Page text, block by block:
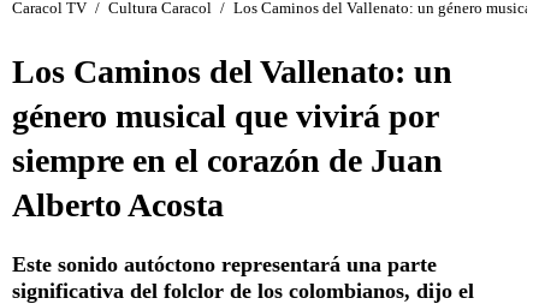
Caracol TV / Cultura Caracol / Los Caminos del Vallenato: un género
Los Caminos del Vallenato: un
género musical que vivirá por
siempre en el corazón de Juan
Alberto Acosta
Este sonido autóctono representará una parte
significativa del folclor de los colombianos, dijo el